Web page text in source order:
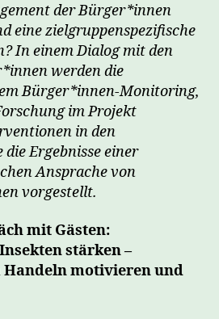
der Bürger*innen
eine zielgruppenspezifische
In einem Dialog mit den
werden die
Bürger*innen-Monitoring,
im Projekt
in den
Ergebnisse einer
Ansprache von
vorgestellt.
mit Gästen:
stärken –
Handeln motivieren und